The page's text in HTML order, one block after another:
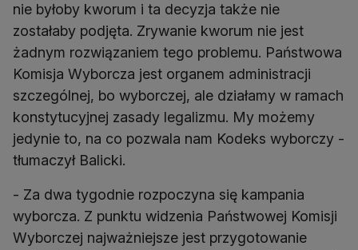
nie byłoby kworum i ta decyzja także nie
zostałaby podjęta. Zrywanie kworum nie jest
żadnym rozwiązaniem tego problemu. Państwowa
Komisja Wyborcza jest organem administracji
szczególnej, bo wyborczej, ale działamy w ramach
konstytucyjnej zasady legalizmu. My możemy
jedynie to, na co pozwala nam Kodeks wyborczy -
tłumaczył Balicki.
- Za dwa tygodnie rozpoczyna się kampania
wyborcza. Z punktu widzenia Państwowej Komisji
Wyborczej najważniejsze jest przygotowanie